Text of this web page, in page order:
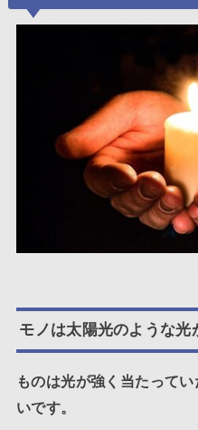
モノは太陽光のような光
ものは光が強く当たって
いです。